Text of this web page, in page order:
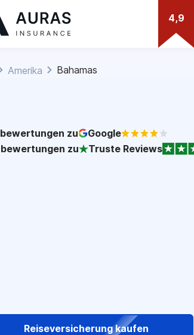
4,9
Amerika Bahamas
bewertungen zu
Google
bewertungen zu Truste Reviews
Reiseversicherung kaufen